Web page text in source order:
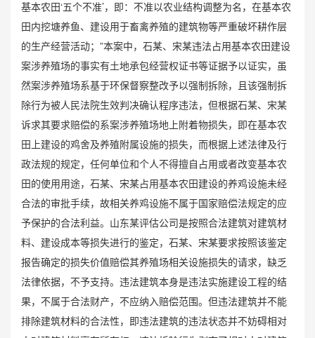
基本农田‘五个不准’，即：不准以农业结构调整为名，在基本农
田内挖塘养鱼、建设用于畜禽养殖的建筑物等严重破坏耕作层
的生产经营活动；”本案中，石某、宋某违法占用基本农田建设
案涉养殖场的事实有土地承包经营权证书等证据予以证实，虽
然案涉养殖场系基于环保督察整改予以强制拆除，且该强制拆
除行为被人民法院生效判决确认程序违法，但根据石某、宋某
诉求其要求赔偿的系案涉养殖场地上附着物损失，即在基本农
田上建设的鸡舍及养殖附属设施的损失，而根据上述法律及行
政法规的规定，任何单位和个人不得擅自占用或者改变基本农
田的使用用途，石某、宋某占用基本农田建设的养鸡设施未经
合法的审批手续，故相关养鸡设施不属于国家赔偿法规定的应
予保护的合法利益。山东某评估公司是按照合法建筑对建筑材
料、建设成本等损失进行的鉴定，石某、宋某要求按照该鉴定
报告确定的损失价值赔偿其养殖场相关设施损失的请求，缺乏
法律依据，不予支持。违法建筑本身是违法实施建设工程的结
果，不属于合法财产，不应纳入赔偿范围。但违法建筑并不能
排除建筑材料的合法性，即违法建筑的违法状态并不妨碍相对